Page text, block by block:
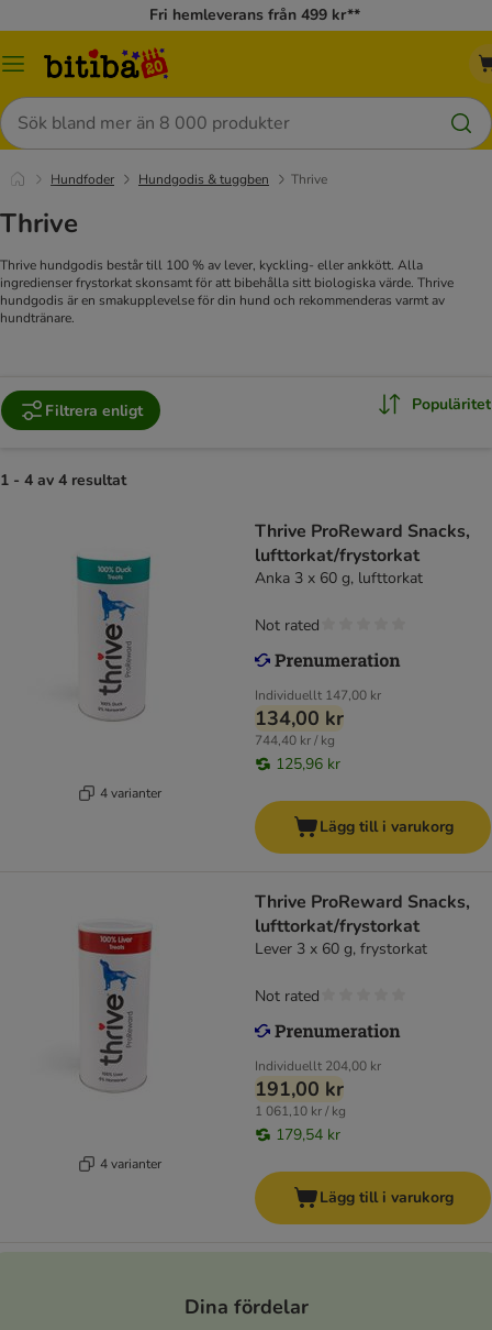
Fri hemleverans från 499 kr**
Meny
Sök
Hundfoder Hundgodis & tuggben Thrive
Thrive
Thrive hundgodis består till 100 % av lever, kyckling- eller ankkött. Alla
ingredienser frystorkat skonsamt för att bibehålla sitt biologiska värde. Thrive
hundgodis är en smakupplevelse för din hund och rekommenderas varmt av
hundtränare.
Filtrera enligt Populäritet
1 - 4 av 4 resultat
4 varianter
Thrive ProReward Snacks,
lufttorkat/frystorkat
Anka 3 x 60 g, lufttorkat
Individuellt 147,00 kr
134,00 kr
744,40 kr / kg
125,96 kr
Not rated
Lägg till i varukorg
4 varianter
Thrive ProReward Snacks,
lufttorkat/frystorkat
Lever 3 x 60 g, frystorkat
Individuellt 204,00 kr
191,00 kr
1 061,10 kr / kg
179,54 kr
Not rated
Lägg till i varukorg
Dina fördelar